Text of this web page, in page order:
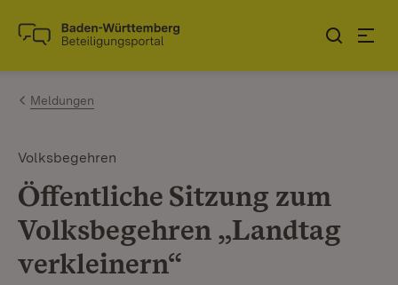
Zum Inhalt springen
Link zur Startseite
Meldungen
Volksbegehren
Öffentliche Sitzung zum
Volksbegehren „Landtag
verkleinern“